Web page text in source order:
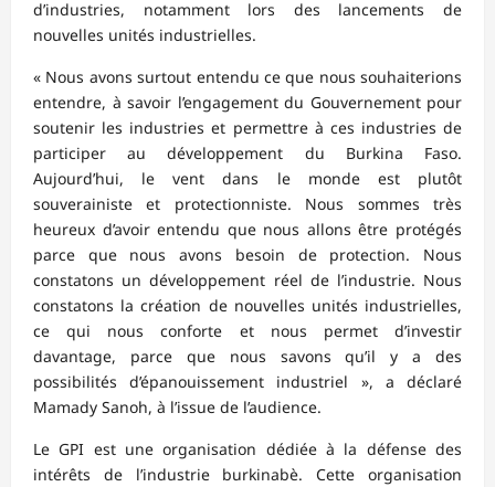
d’industries, notamment lors des lancements de
nouvelles unités industrielles.
« Nous avons surtout entendu ce que nous souhaiterions
entendre, à savoir l’engagement du Gouvernement pour
soutenir les industries et permettre à ces industries de
participer au développement du Burkina Faso.
Aujourd’hui, le vent dans le monde est plutôt
souverainiste et protectionniste. Nous sommes très
heureux d’avoir entendu que nous allons être protégés
parce que nous avons besoin de protection. Nous
constatons un développement réel de l’industrie. Nous
constatons la création de nouvelles unités industrielles,
ce qui nous conforte et nous permet d’investir
davantage, parce que nous savons qu’il y a des
possibilités d’épanouissement industriel », a déclaré
Mamady Sanoh, à l’issue de l’audience.
Le GPI est une organisation dédiée à la défense des
intérêts de l’industrie burkinabè. Cette organisation